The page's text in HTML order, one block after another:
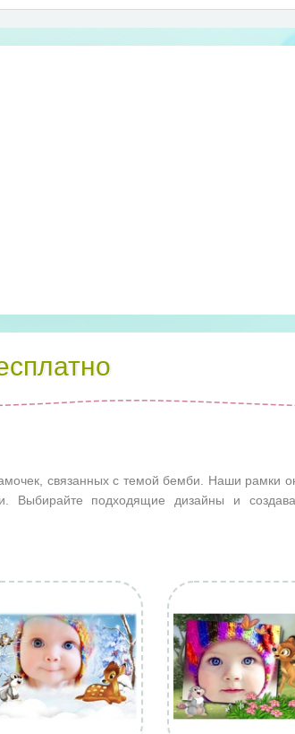
связанных с темой бемби. Наши рамки
Выбирайте подходящие дизайны и